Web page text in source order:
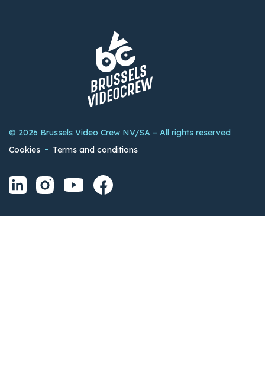
© 2026 Brussels Video Crew NV/SA – All rights reserved
Cookies
Terms and conditions